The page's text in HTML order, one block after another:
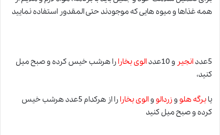
همه غذاها و میوه هایی که موجودند حتی المقدور استفاده نمایید
5عدد انجیر و 10عدد الوی بخارارا هرشب خیس کرده و صبح میل
کنید،
یابرگه هلو وزردالو والوی بخارا
را از هرکدام 5عدد هرشب خیس
کرده و صبح میل کنید